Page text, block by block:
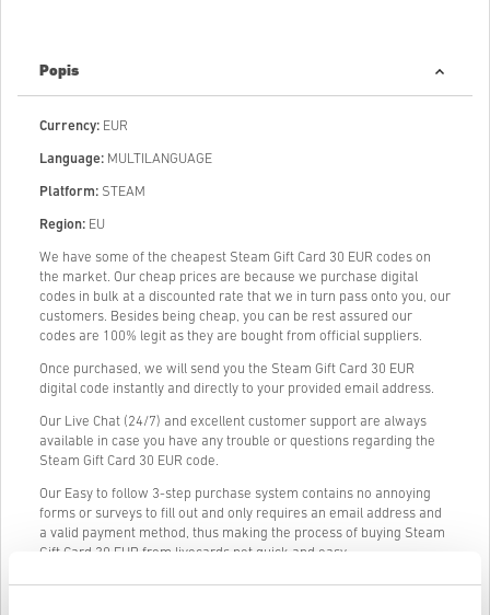
Popis
Currency: EUR
Language: MULTILANGUAGE
Platform: STEAM
Region: EU
We have some of the cheapest Steam Gift Card 30 EUR codes on
the market. Our cheap prices are because we purchase digital
codes in bulk at a discounted rate that we in turn pass onto you, our
customers. Besides being cheap, you can be rest assured our
codes are 100% legit as they are bought from official suppliers.
Once purchased, we will send you the Steam Gift Card 30 EUR
digital code instantly and directly to your provided email address.
Our Live Chat (24/7) and excellent customer support are always
available in case you have any trouble or questions regarding the
Steam Gift Card 30 EUR code.
Our Easy to follow 3-step purchase system contains no annoying
forms or surveys to fill out and only requires an email address and
a valid payment method, thus making the process of buying Steam
Gift Card 30 EUR from livecards.net quick and easy.